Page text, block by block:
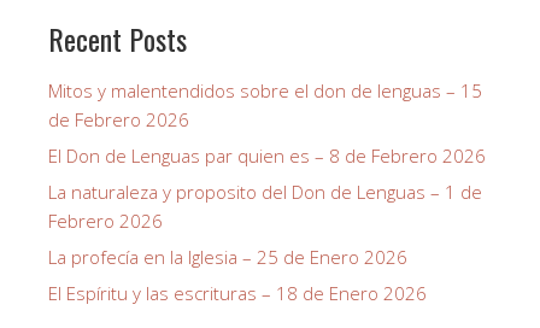
Recent Posts
Mitos y malentendidos sobre el don de lenguas – 15
de Febrero 2026
El Don de Lenguas par quien es – 8 de Febrero 2026
La naturaleza y proposito del Don de Lenguas – 1 de
Febrero 2026
La profecía en la Iglesia – 25 de Enero 2026
El Espíritu y las escrituras – 18 de Enero 2026